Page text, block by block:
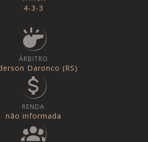
4-3-3
ÁRBITRO
Daronco (RS)
RENDA
não informada